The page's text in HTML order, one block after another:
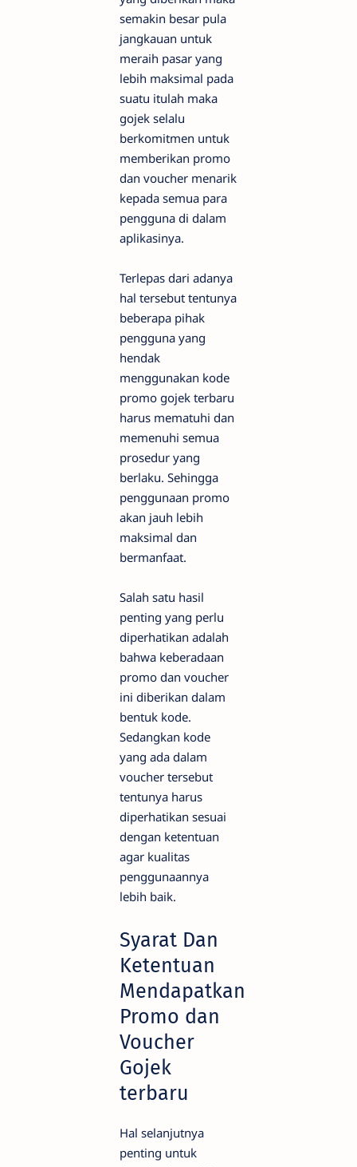
semakin besar pula
jangkauan untuk
meraih pasar yang
lebih maksimal pada
suatu itulah maka
gojek selalu
berkomitmen untuk
memberikan promo
dan voucher menarik
kepada semua para
pengguna di dalam
aplikasinya.
Terlepas dari adanya
hal tersebut tentunya
beberapa pihak
pengguna yang
hendak
menggunakan kode
promo gojek terbaru
harus mematuhi dan
memenuhi semua
prosedur yang
berlaku. Sehingga
penggunaan promo
akan jauh lebih
maksimal dan
bermanfaat.
Salah satu hasil
penting yang perlu
diperhatikan adalah
bahwa keberadaan
promo dan voucher
ini diberikan dalam
bentuk kode.
Sedangkan kode
yang ada dalam
voucher tersebut
tentunya harus
diperhatikan sesuai
dengan ketentuan
agar kualitas
penggunaannya
lebih baik.
Syarat Dan
Ketentuan
Mendapatkan
Promo dan
Voucher
Gojek
terbaru
Hal selanjutnya
penting untuk